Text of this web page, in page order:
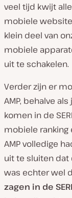
veel tijd kwijt
mobiele
klein deel van
mobiele
uit te schakelen.
Verder zijn er
AMP, behalve
komen in de
mobiele ranking
AMP volledige
uit te sluiten dat
was echter wel
zagen in de